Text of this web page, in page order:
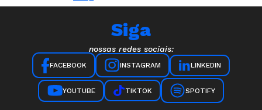
Siga
nossas redes sociais:
FACEBOOK INSTAGRAM LINKEDIN
YOUTUBE TIKTOK SPOTIFY